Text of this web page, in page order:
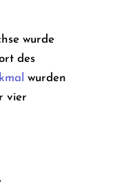
wurde
des
wurden
vier